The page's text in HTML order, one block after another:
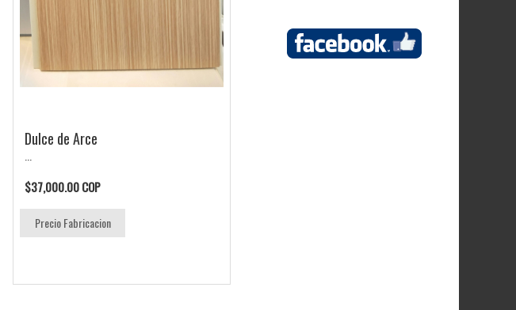
Dulce de Arce
$37,000.00 COP
Precio Fabricacion